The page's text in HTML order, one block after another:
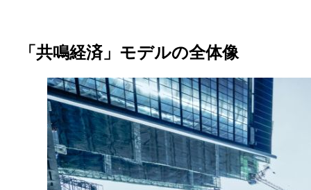
「共鳴経済」モデルの全体像